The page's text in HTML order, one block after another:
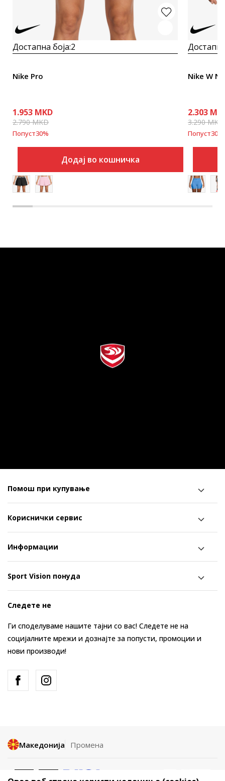
Достапна боја:2
Nike Pro
1.953 MKD
2.790MKD
Попуст30%
Додај во кошничка
Nike W
2.303
3.290MKD
Попуст30
Помош при купување
Кориснички сервис
Информации
Sport Vision понуда
Следете не
Ги споделуваме нашите тајни со вас! Следете не на
социјалните мрежи и дознајте за попусти, промоции и
нови производи!
Македонија Промена